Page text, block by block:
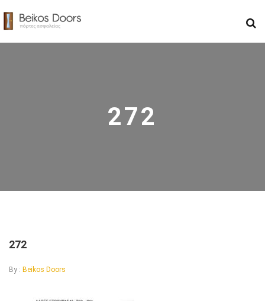
272
272
By : Beikos Doors